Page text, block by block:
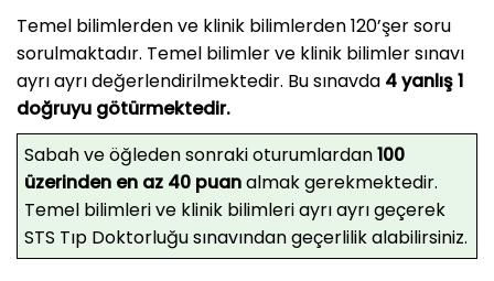
Temel bilimlerden ve klinik bilimlerden 120’şer soru
sorulmaktadır. Temel bilimler ve klinik bilimler sınavı
ayrı ayrı değerlendirilmektedir. Bu sınavda 4 yanlış 1
doğruyu götürmektedir.
Sabah ve öğleden sonraki oturumlardan100
üzerinden en az 40 puanalmak gerekmektedir.
Temel bilimleri ve klinik bilimleri ayrı ayrı geçerek
STS Tıp Doktorluğu sınavından geçerlilik alabilirsiniz.